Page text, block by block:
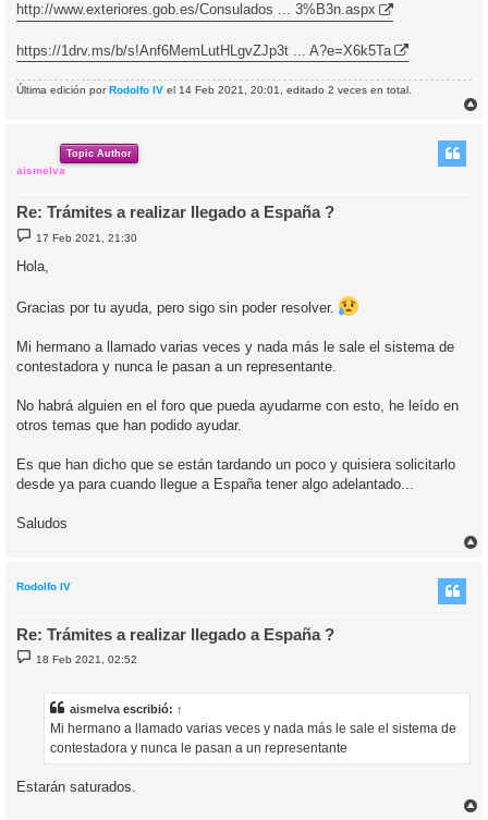
e
http://www.exteriores.gob.es/Consulados ... 3%B3n.aspx
https://1drv.ms/b/s!Anf6MemLutHLgvZJp3t ... A?e=X6k5Ta
Última edición porRodolfo IV el 14 Feb 2021, 20:01, editado 2 veces en total.
Topic Author
aismelva
Re: Trámites a realizar llegado a España ?
M
e
n
s
e
17 Feb 2021, 21:30
Hola,
Gracias por tu ayuda, pero sigo sin poder resolver.
Mi hermano a llamado varias veces y nada más le sale el sistema de
contestadora y nunca le pasan a un representante.
No habrá alguien en el foro que pueda ayudarme con esto, he leído en
otros temas que han podido ayudar.
Es que han dicho que se están tardando un poco y quisiera solicitarlo
desde ya para cuando llegue a España tener algo adelantado...
Saludos
Rodolfo IV
Re: Trámites a realizar llegado a España ?
M
e
18 Feb 2021, 02:52
aismelva escribió: ↑
Mi hermano a llamado varias veces y nada más le sale el sistema de
contestadora y nunca le pasan a un representante
Estarán saturados.